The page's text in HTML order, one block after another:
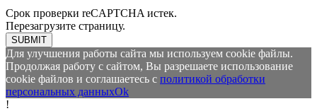
Срок проверки reCAPTCHA истек.
Перезагрузите страницу.
SUBMIT
Для улучшения работы сайта мы используем cookie файлы.
Продолжая работу с сайтом, Вы разрешаете использование
cookie файлов и соглашаетесь с политикой обработки
персональных данныхOk
!